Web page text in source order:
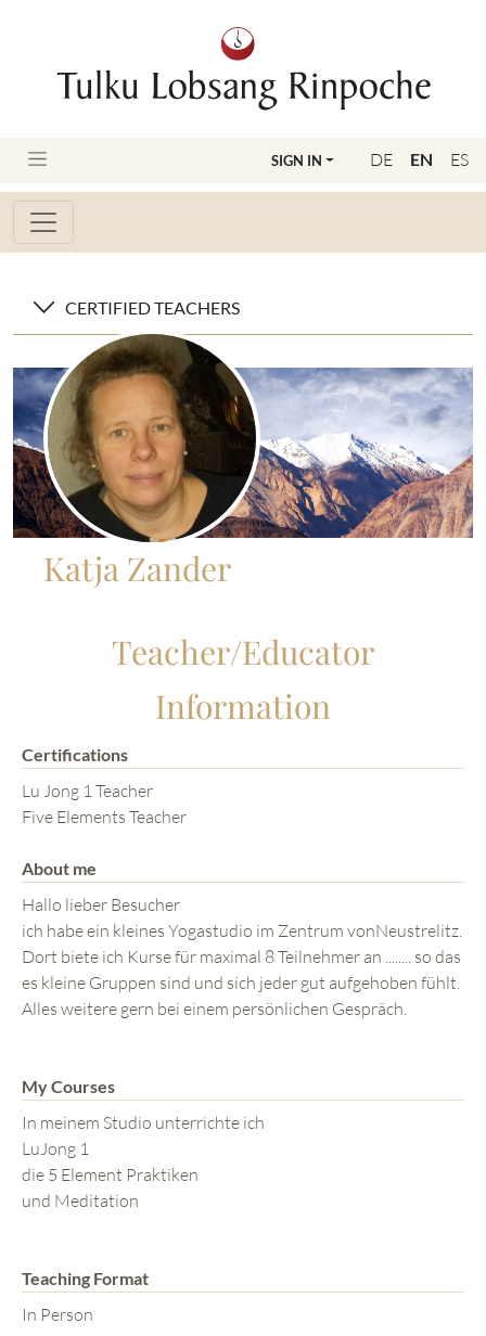
DE EN ES
SIGN IN
CERTIFIED TEACHERS
Katja Zander
Teacher/Educator
Information
Certifications
Lu Jong 1 Teacher
Five Elements Teacher
About me
Hallo lieber Besucher
ich habe ein kleines Yogastudio im Zentrum vonNeustrelitz.
Dort biete ich Kurse für maximal 8 Teilnehmer an ........ so das
es kleine Gruppen sind und sich jeder gut aufgehoben fühlt.
Alles weitere gern bei einem persönlichen Gespräch.
My Courses
In meinem Studio unterrichte ich
LuJong 1
die 5 Element Praktiken
und Meditation
Teaching Format
In Person